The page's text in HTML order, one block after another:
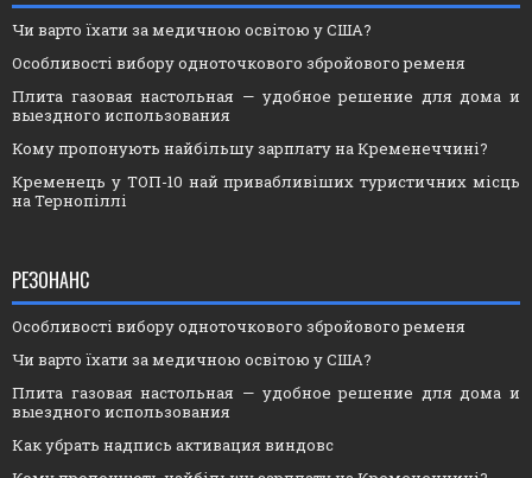
Чи варто їхати за медичною освітою у США?
Особливості вибору одноточкового збройового ременя
Плита газовая настольная — удобное решение для дома и
выездного использования
Кому пропонують найбільшу зарплату на Кременеччині?
Кременець у ТОП-10 най привабливіших туристичних місць
на Тернопіллі
РЕЗОНАНС
Особливості вибору одноточкового збройового ременя
Чи варто їхати за медичною освітою у США?
Плита газовая настольная — удобное решение для дома и
выездного использования
Как убрать надпись активация виндовс